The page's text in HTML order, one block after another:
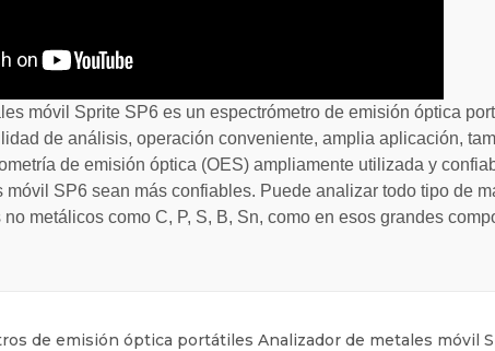
móvil Sprite SP6 es un espectrómetro de emisión óptica
de análisis, operación conveniente, amplia aplicación,
de emisión óptica (OES) ampliamente utilizada y
SP6 sean más confiables. Puede analizar todo tipo de
metálicos como C, P, S, B, Sn, como en esos grandes
de emisión óptica portátiles Analizador de metales móvil